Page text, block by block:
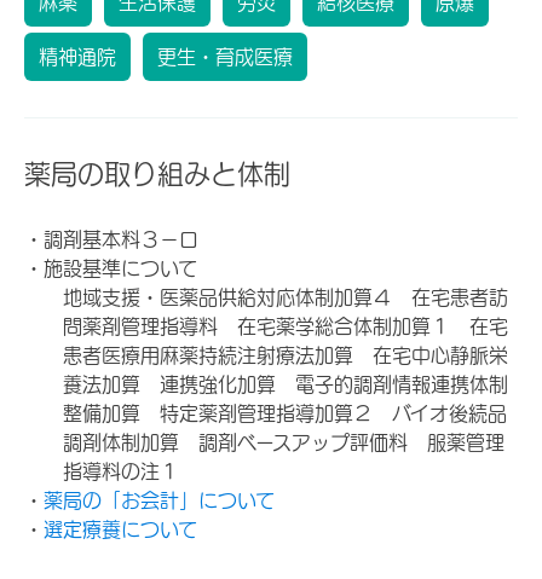
精神通院 更生・育成医療
薬局の取り組みと体制
・調剤基本料３－ロ
・施設基準について
地域支援・医薬品供給対応体制加算４ 在宅患者訪
問薬剤管理指導料 在宅薬学総合体制加算１ 在宅
患者医療用麻薬持続注射療法加算 在宅中心静脈栄
養法加算 連携強化加算 電子的調剤情報連携体制
整備加算 特定薬剤管理指導加算２ バイオ後続品
調剤体制加算 調剤ベースアップ評価料 服薬管理
指導料の注１
・ 薬局の「お会計」について
・ 選定療養について